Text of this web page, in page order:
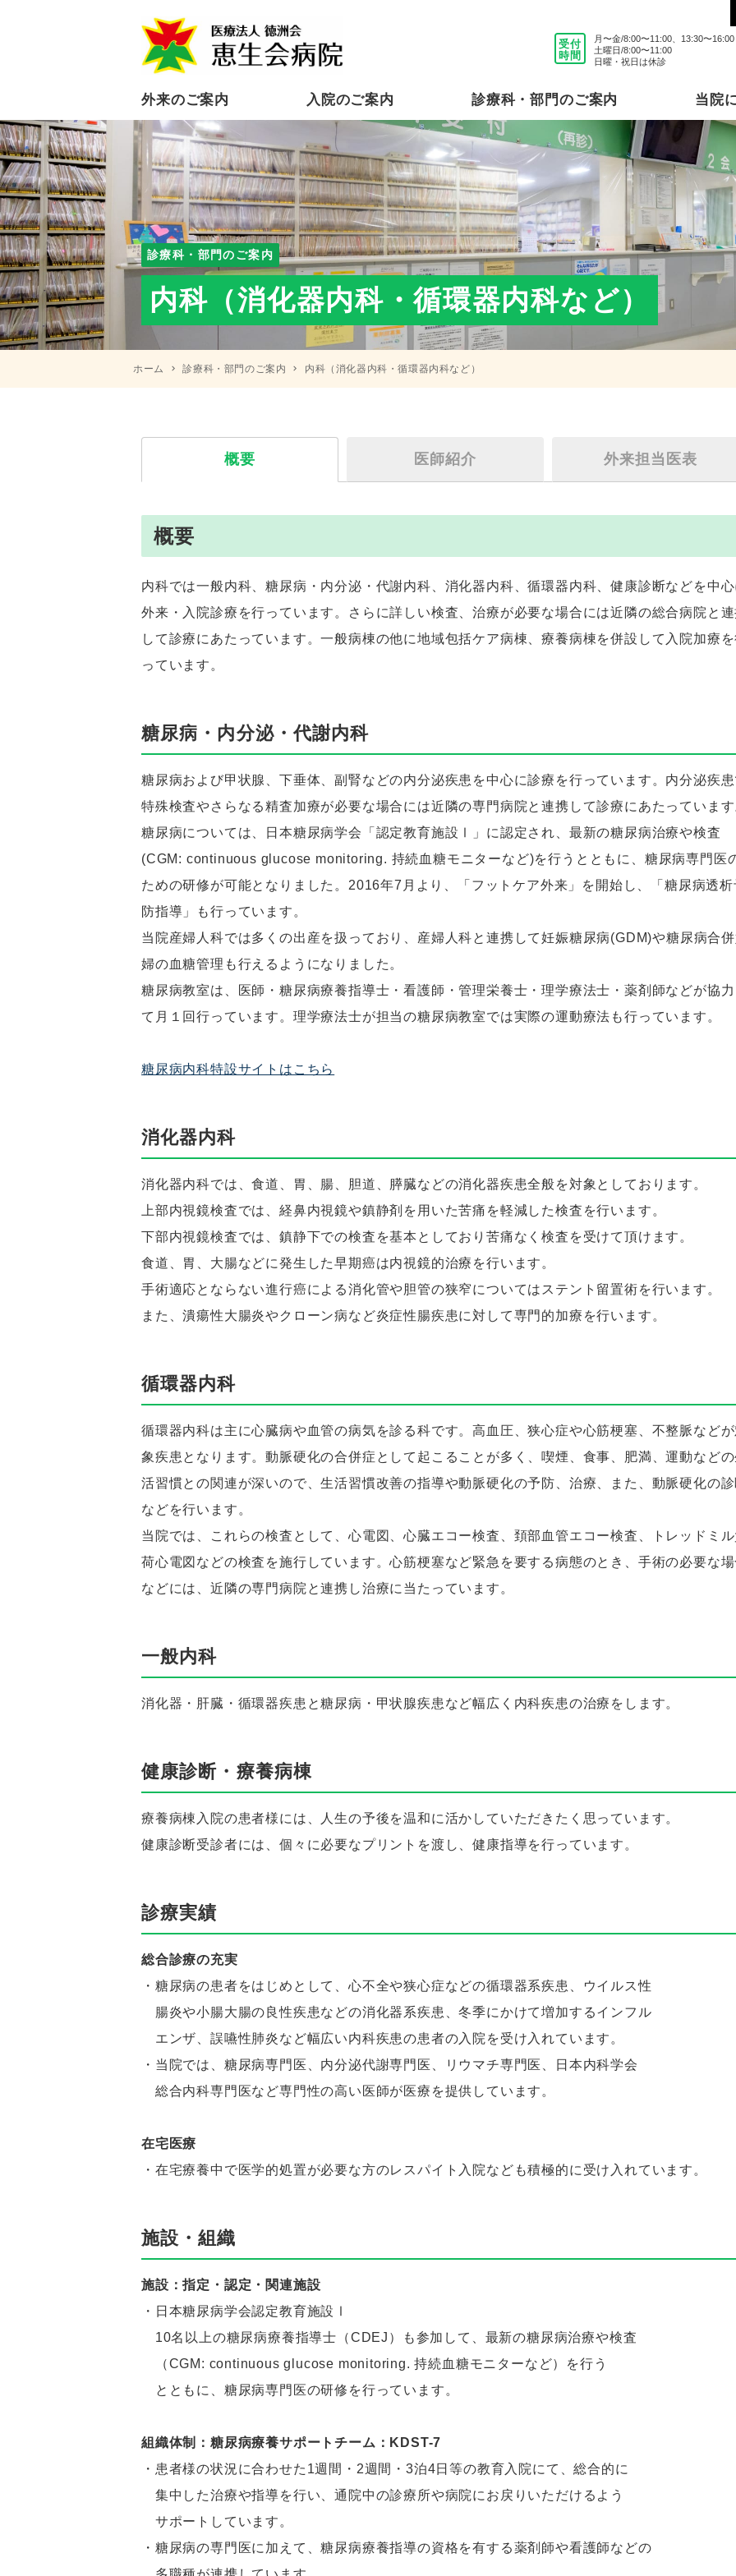
受付
時間
⽉〜⾦/8:00〜11:00、13:30〜16:00
⼟曜⽇/8:00〜11:00
⽇曜・祝⽇は休診
外来のご案内 ⼊院のご案内 診療科・部⾨のご案内 当院
診療科・部門のご案内
内科（消化器内科・循環器内科など）
ホーム 診療科・部門のご案内 内科（消化器内科・循環器内科など）
概要 医師紹介 外来担当医表
概要
内科では一般内科、糖尿病・内分泌・代謝内科、消化器内科、循環器内科、健康診断などを中心
外来・入院診療を行っています。さらに詳しい検査、治療が必要な場合には近隣の総合病院と
して診療にあたっています。一般病棟の他に地域包括ケア病棟、療養病棟を併設して入院加療
っています。
糖尿病・内分泌・代謝内科
糖尿病および甲状腺、下垂体、副腎などの内分泌疾患を中心に診療を行っています。内分泌疾
特殊検査やさらなる精査加療が必要な場合には近隣の専門病院と連携して診療にあたっています
糖尿病については、日本糖尿病学会「認定教育施設Ⅰ」に認定され、最新の糖尿病治療や検査
(CGM: continuous glucose monitoring. 持続血糖モニターなど)を行うとともに、糖尿病専門医
ための研修が可能となりました。2016年7月より、「フットケア外来」を開始し、「糖尿病透析
防指導」も行っています。
当院産婦人科では多くの出産を扱っており、産婦人科と連携して妊娠糖尿病(GDM)や糖尿病合
婦の血糖管理も行えるようになりました。
糖尿病教室は、医師・糖尿病療養指導士・看護師・管理栄養士・理学療法士・薬剤師などが協力
て月１回行っています。理学療法士が担当の糖尿病教室では実際の運動療法も行っています。
糖尿病内科特設サイトはこちら
消化器内科
消化器内科では、食道、胃、腸、胆道、膵臓などの消化器疾患全般を対象としております。
上部内視鏡検査では、経鼻内視鏡や鎮静剤を用いた苦痛を軽減した検査を行います。
下部内視鏡検査では、鎮静下での検査を基本としており苦痛なく検査を受けて頂けます。
食道、胃、大腸などに発生した早期癌は内視鏡的治療を行います。
手術適応とならない進行癌による消化管や胆管の狭窄についてはステント留置術を行います。
また、潰瘍性大腸炎やクローン病など炎症性腸疾患に対して専門的加療を行います。
循環器内科
循環器内科は主に心臓病や血管の病気を診る科です。高血圧、狭心症や心筋梗塞、不整脈など
象疾患となります。動脈硬化の合併症として起こることが多く、喫煙、食事、肥満、運動などの
活習慣との関連が深いので、生活習慣改善の指導や動脈硬化の予防、治療、また、動脈硬化の
などを行います。
当院では、これらの検査として、心電図、心臓エコー検査、頚部血管エコー検査、トレッドミル
荷心電図などの検査を施行しています。心筋梗塞など緊急を要する病態のとき、手術の必要な場
などには、近隣の専門病院と連携し治療に当たっています。
一般内科
消化器・肝臓・循環器疾患と糖尿病・甲状腺疾患など幅広く内科疾患の治療をします。
健康診断・療養病棟
療養病棟入院の患者様には、人生の予後を温和に活かしていただきたく思っています。
健康診断受診者には、個々に必要なプリントを渡し、健康指導を行っています。
診療実績
総合診療の充実
・糖尿病の患者をはじめとして、心不全や狭心症などの循環器系疾患、ウイルス性
腸炎や小腸大腸の良性疾患などの消化器系疾患、冬季にかけて増加するインフル
エンザ、誤嚥性肺炎など幅広い内科疾患の患者の入院を受け入れています。
・当院では、糖尿病専門医、内分泌代謝専門医、リウマチ専門医、日本内科学会
総合内科専門医など専門性の高い医師が医療を提供しています。
在宅医療
・在宅療養中で医学的処置が必要な方のレスパイト入院なども積極的に受け入れています。
施設・組織
施設：指定・認定・関連施設
・日本糖尿病学会認定教育施設Ⅰ
10名以上の糖尿病療養指導士（CDEJ）も参加して、最新の糖尿病治療や検査
（CGM: continuous glucose monitoring. 持続血糖モニターなど）を行う
とともに、糖尿病専門医の研修を行っています。
組織体制：糖尿病療養サポートチーム： KDST-7
・患者様の状況に合わせた1週間・2週間・3泊4日等の教育入院にて、総合的に
集中した治療や指導を行い、通院中の診療所や病院にお戻りいただけるよう
サポートしています。
・糖尿病の専門医に加えて、糖尿病療養指導の資格を有する薬剤師や看護師などの